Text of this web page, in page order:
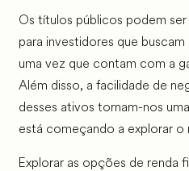
Os títulos públicos podem
para investidores que
uma vez que contam com a
Além disso, a facilidade de
desses ativos tornam-nos
está começando a explorar
Explorar as opções de renda